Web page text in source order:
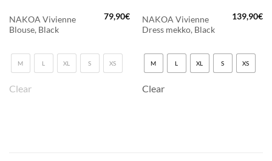
NAKOA Vivienne
Blouse, Black
79,90€
M L XL S XS
Clear
NAKOA Vivienne
Dress mekko, Black
139,90€
M L XL S XS
Clear